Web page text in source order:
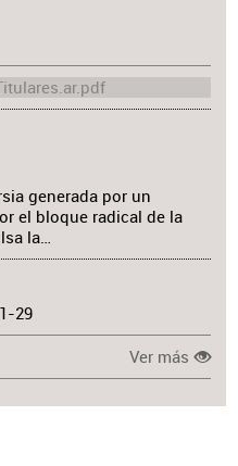
generada por un
el bloque radical de la
la…
29
Ver más